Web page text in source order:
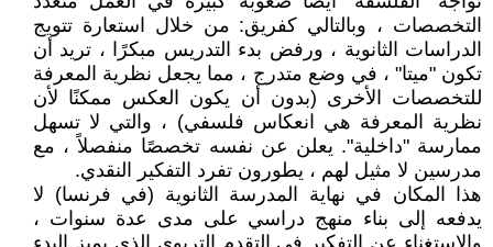
التخصصات ، وبالتالي كفريق: من خلال استعارة تتويج
الدراسات الثانوية ، ورفض بدء التدريس مبكرًا ، تريد أن
تكون "ميتا" ، في وضع متدرج ، مما يجعل نظرية المعرفة
للتخصصات الأخرى (بدون أن يكون العكس ممكنًا لأن
نظرية المعرفة هي انعكاس فلسفي) ، والتي لا تسهل
ممارسة "داخلية". يعلن عن نفسه تخصصًا منفصلاً ، مع
مدرسين لا مثيل لهم ، يطورون تفرد التفكير النقدي.
هذا المكان في نهاية المدرسة الثانوية (في فرنسا) لا
يدفعه إلى بناء منهج دراسي على مدى عدة سنوات ،